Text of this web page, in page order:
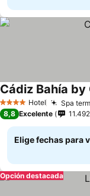
4 EstrellasHotel Spa
Cádiz Bahía by
8,8 Excelente 11.492
Elige fechas para
Opción destacada